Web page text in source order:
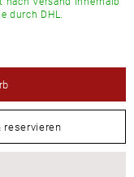
durch DHL.
reservieren